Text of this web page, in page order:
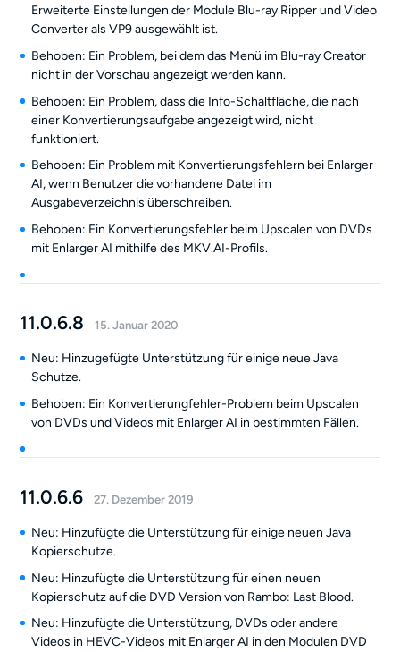
Erweiterte Einstellungen der Module Blu-ray Ripper und Video
Converter als VP9 ausgewählt ist.
Behoben: Ein Problem, bei dem das Menü im Blu-ray Creator
nicht in der Vorschau angezeigt werden kann.
Behoben: Ein Problem, dass die Info-Schaltfläche, die nach
einer Konvertierungsaufgabe angezeigt wird, nicht
funktioniert.
Behoben: Ein Problem mit Konvertierungsfehlern bei Enlarger
AI, wenn Benutzer die vorhandene Datei im
Ausgabeverzeichnis überschreiben.
Behoben: Ein Konvertierungsfehler beim Upscalen von DVDs
mit Enlarger AI mithilfe des MKV.AI-Profils.
11.0.6.8 15. Januar 2020
Neu: Hinzugefügte Unterstützung für einige neue Java
Schutze.
Behoben: Ein Konvertierungfehler-Problem beim Upscalen
von DVDs und Videos mit Enlarger AI in bestimmten Fällen.
11.0.6.6 27. Dezember 2019
Neu: Hinzufügte die Unterstützung für einige neuen Java
Kopierschutze.
Neu: Hinzufügte die Unterstützung für einen neuen
Kopierschutz auf die DVD Version von Rambo: Last Blood.
Neu: Hinzufügte die Unterstützung, DVDs oder andere
Videos in HEVC-Videos mit Enlarger AI in den Modulen DVD